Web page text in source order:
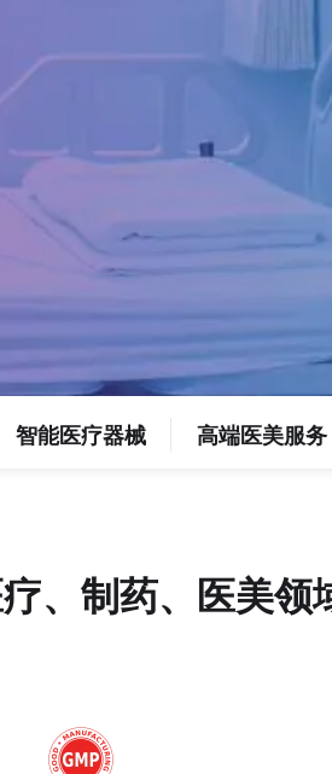
智能医疗器械 高端医美服务
、制药、医美领